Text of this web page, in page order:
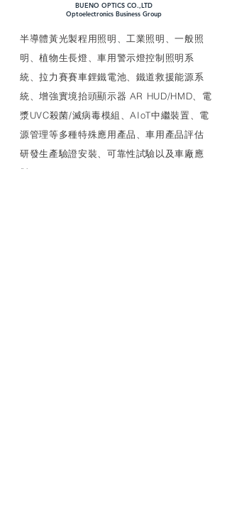
BUENO OPTICS CO.,LTD
​Optoelectronics Business Group
​半導體黃光製程用照明、工業照明、一般照
明、植物生長燈、車用警示燈控制照明系
統、拉力賽賽車鋰鐵電池、鐵道救援能源系
統、增強實境抬頭顯示器 AR HUD/HMD、電
漿UVC殺菌/滅病毒模組、AIoT中繼裝置、電
源管理等多種特殊應用產品、車用產品評估
研發生產驗證安裝、可靠性試驗以及車廠應
對